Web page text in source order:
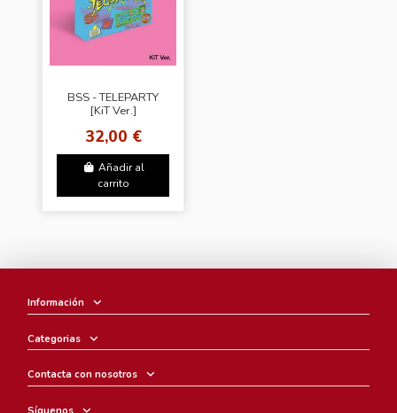
BSS - TELEPARTY
[KiT Ver.]
32,00 €
Añadir al
carrito
Información
Categorias
Contacta con nosotros